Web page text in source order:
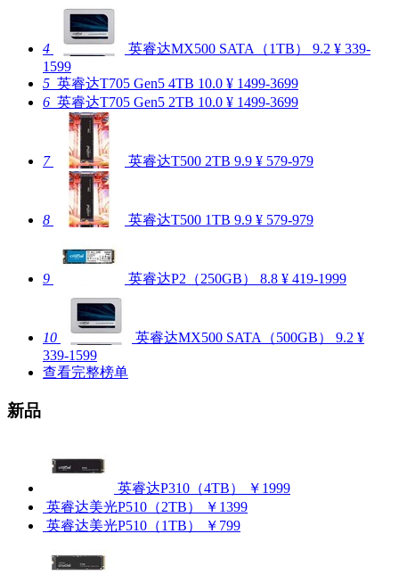
4 英睿达MX500 SATA（1TB） 9.2 ¥ 339-
1599
5 英睿达T705 Gen5 4TB 10.0 ¥ 1499-3699
6 英睿达T705 Gen5 2TB 10.0 ¥ 1499-3699
7 英睿达T500 2TB 9.9 ¥ 579-979
8 英睿达T500 1TB 9.9 ¥ 579-979
9 英睿达P2（250GB） 8.8 ¥ 419-1999
10 英睿达MX500 SATA（500GB） 9.2 ¥
339-1599
查看完整榜单
新品
英睿达P310（4TB）
￥1999
英睿达美光P510（2TB）
￥1399
英睿达美光P510（1TB）
￥799